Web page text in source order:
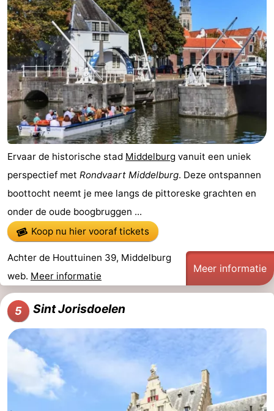
Ervaar de historische stad Middelburg vanuit een uniek
perspectief met Rondvaart Middelburg. Deze ontspannen
boottocht neemt je mee langs de pittoreske grachten en
onder de oude boogbruggen ...
Koop nu hier vooraf tickets
Achter de Houttuinen 39, Middelburg
web. Meer informatie
Meer informatie
5 Sint Jorisdoelen